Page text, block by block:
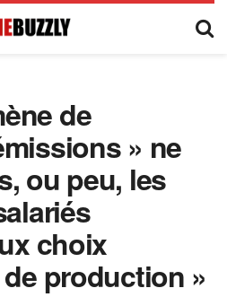
de
» ne
ou peu, les
choix
production »